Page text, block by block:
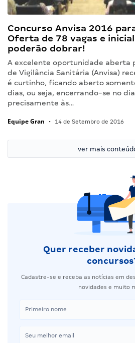
Concurso Anvisa 2016
Oferta de 78 vagas e
poderão dobrar!
A excelente oportunidade aberta
de Vigilância Sanitária (Anvisa)
é curtinho, ficando aberto
dias, ou seja, encerrando-se no
precisamente às…
Equipe Gran • 14 de Setembro de 2016
ver mais
Quer receber
Cadastre-se e receba as notícias em
novidades e muito